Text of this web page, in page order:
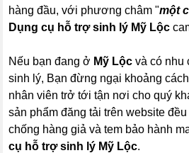
hàng đầu, với phương châm "một
Dụng cụ hỗ trợ sinh lý Mỹ Lộc
Nếu bạn đang ở Mỹ Lộc và có nhu
sinh lý, Bạn đừng ngại khoảng
nhân viên trở tới tận nơi cho quý
sản phẩm đăng tải trên website
chống hàng giả và tem bảo hành
cụ hỗ trợ sinh lý Mỹ Lộc.